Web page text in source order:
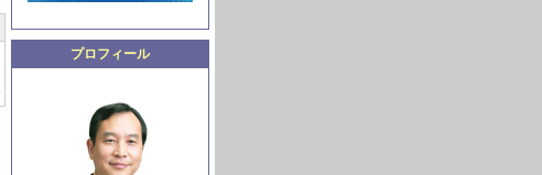
プロフィール